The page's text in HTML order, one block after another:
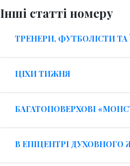
Інші статті номеру
ТРЕНЕРИ, ФУТБОЛІСТИ ТА
ЦІХИ ТИЖНЯ
БАГАТОПОВЕРХОВІ
В ЕПІЦЕНТРІ ДУХОВНОГО